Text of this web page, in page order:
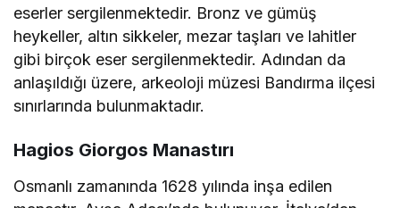
eserler sergilenmektedir. Bronz ve gümüş
heykeller, altın sikkeler, mezar taşları ve lahitler
gibi birçok eser sergilenmektedir. Adından da
anlaşıldığı üzere, arkeoloji müzesi Bandırma ilçesi
sınırlarında bulunmaktadır.
Hagios Giorgos Manastırı
Osmanlı zamanında 1628 yılında inşa edilen